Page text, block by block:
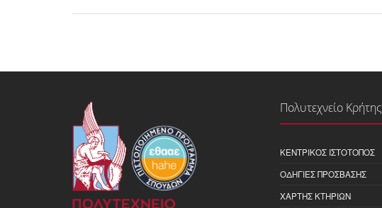
Πολυτεχνείο Κρήτης
ΚΕΝΤΡΙΚΌΣ ΙΣΤΌΤΟΠΟΣ
ΟΔΗΓΊΕΣ ΠΡΌΣΒΑΣΗΣ
ΧΆΡΤΗΣ ΚΤΗΡΊΩΝ